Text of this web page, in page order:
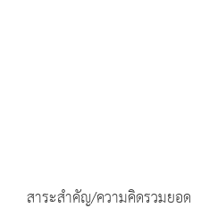
สาระสำคัญ/ความคิดรวมยอด